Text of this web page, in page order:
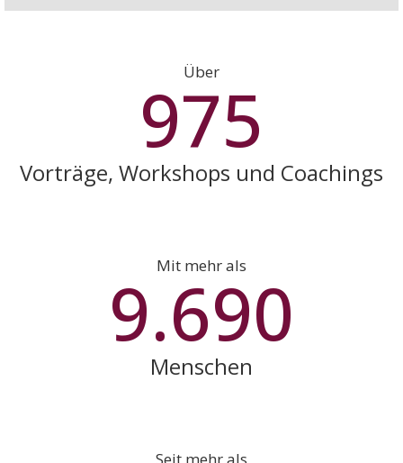
Über
994
Vorträge, Workshops und Coachings
Mit mehr als
9.922
Menschen
Seit mehr als